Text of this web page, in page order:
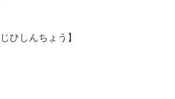
じひしんちょう】